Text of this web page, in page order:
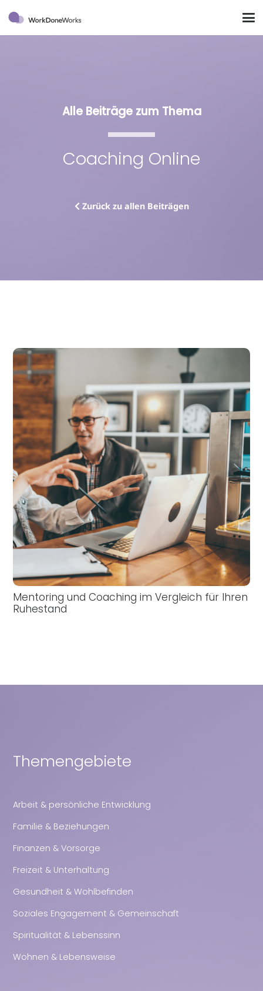
Alle Beiträge zum Thema
Coaching Online
Zurück zu allen Beiträgen
Mentoring und Coaching im Vergleich für Ihren
Ruhestand
Themengebiete
Arbeit & persönliche Entwicklung
Familie & Beziehungen
Finanzen & Vorsorge
Freizeit & Unterhaltung
Gesundheit & Wohlbefinden
Soziales Engagement & Gemeinschaft
Spiritualität & Lebenssinn
Wohnen & Lebensweise